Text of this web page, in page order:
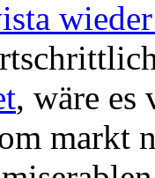
, wäre es
markt